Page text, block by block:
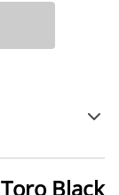
Black